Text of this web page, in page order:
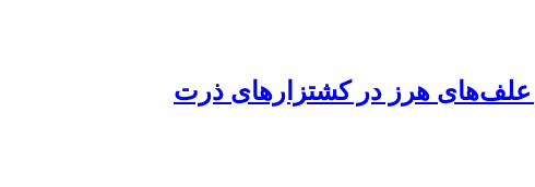
علف‌های هرز در کشتزارهای ذرت